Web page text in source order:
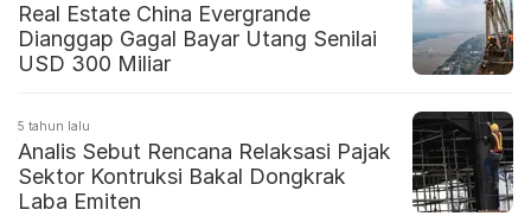
Real Estate China Evergrande
Dianggap Gagal Bayar Utang Senilai
USD 300 Miliar
5 tahun lalu
Analis Sebut Rencana Relaksasi Pajak
Sektor Kontruksi Bakal Dongkrak
Laba Emiten